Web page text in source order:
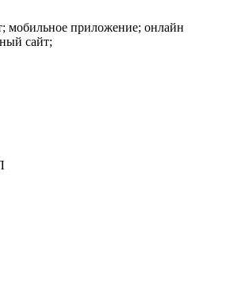
мобильное приложение; онлайн
сайт;